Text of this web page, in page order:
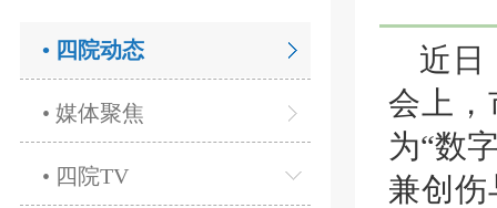
• 四院动态
• 媒体聚焦
• 四院TV
近日
会上，
为“数
兼创